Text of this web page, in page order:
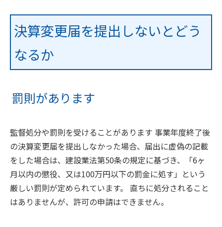
決算変更届を提出しないとどう
なるか
罰則があります
監督処分や罰則を受けることがあります 事業年度終了後
の決算変更届を提出しなかった場合、届出に虚偽の記載
をした場合は、建設業法第50条の規定に基づき、「6ヶ
月以内の懲役、又は100万円以下の罰金に処す」という
厳しい罰則が定められています。 直ちに処分されること
はありませんが、許可の申請はできません。